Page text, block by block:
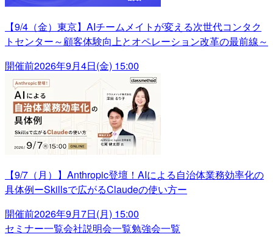
【9/4（金）東京】AIチームメイトが変える次世代コンタク
トセンター～顧客体験向上とオペレーション改革の最前線～
開催前2026年9月4日(金) 15:00
【9/7（月）】Anthropic登壇！AIによる自治体業務効率化の
具体例ーSkillsで広がるClaudeの使い方ー
開催前2026年9月7日(月) 15:00
セミナー一覧会社説明会一覧勉強会一覧